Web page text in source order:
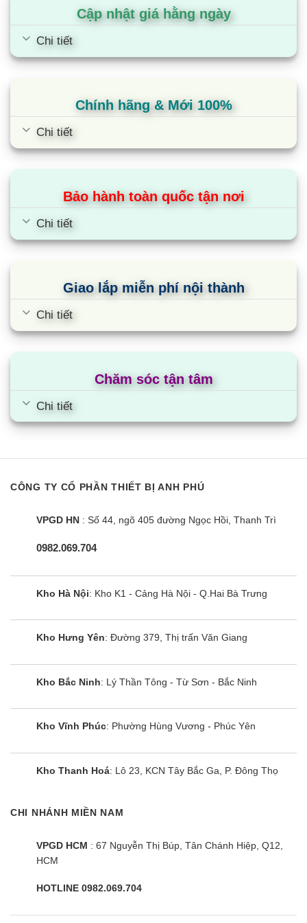
vùng nấu khi còn nóng
Cùng Chủ Đề:
Bếp từ âm Eurosun EU-T258XMAX 2
vùng nấu
Bếp từ đôi Eurosun EU-T705Plus
Bếp từ Eurosun EU-T897G
Cập nhật giá hằng ngày
Chi tiết
Chính hãng & Mới 100%
Chi tiết
Bảo hành toàn quốc tận nơi
Chi tiết
Giao lắp miễn phí nội thành
Chi tiết
Chăm sóc tận tâm
Chi tiết
CÔNG TY CỔ PHẦN THIẾT BỊ ANH PHÚ
VPGD HN : Số 44, ngõ 405 đường Ngọc Hồi, Thanh Trì
0982.069.704
Kho Hà Nội: Kho K1 - Cảng Hà Nội - Q.Hai Bà Trưng
Kho Hưng Yên: Đường 379, Thị trấn Văn Giang
Kho Bắc Ninh: Lý Thần Tông - Từ Sơn - Bắc Ninh
Kho Vĩnh Phúc: Phường Hùng Vương - Phúc Yên
Kho Thanh Hoá: Lô 23, KCN Tây Bắc Ga, P. Đông Thọ
CHI NHÁNH MIỀN NAM
VPGD HCM : 67 Nguyễn Thị Búp, Tân Chánh Hiệp, Q12,
HCM
HOTLINE 0982.069.704